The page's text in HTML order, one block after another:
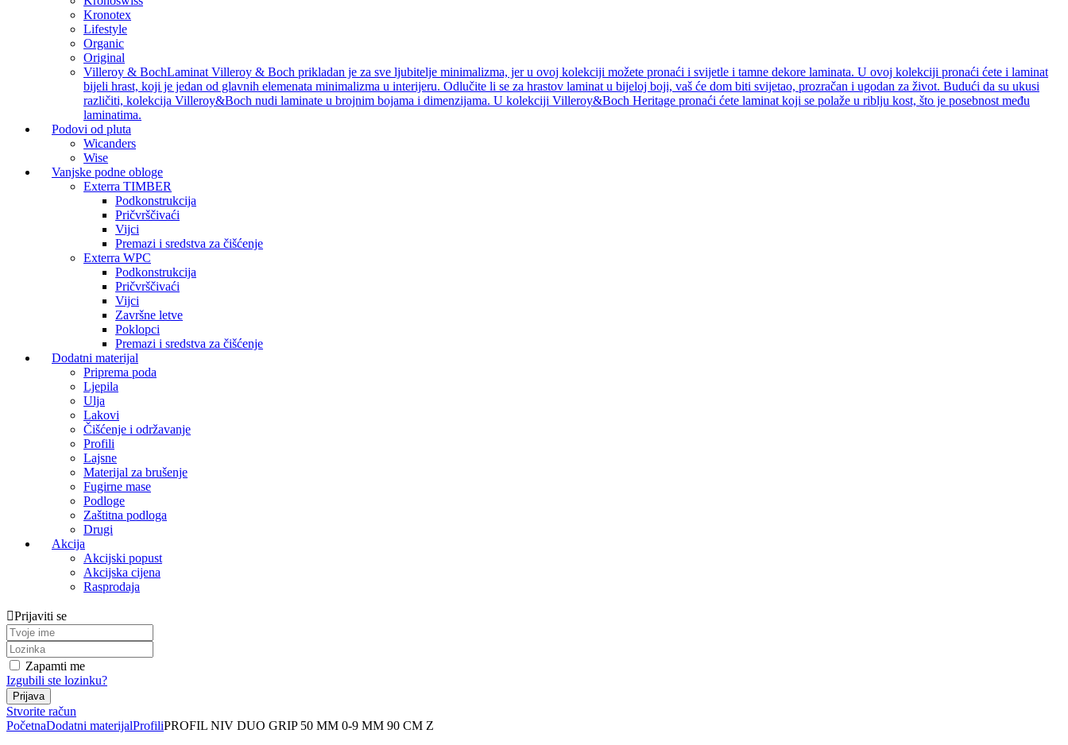
Kronotex
Lifestyle
Organic
Original
Villeroy & BochLaminat Villeroy & Boch prikladan je za sve ljubitelje minimalizma, jer u ovoj kolekciji možete pronaći i svijetle i tamne dekore laminata. U ovoj kolekciji pronaći ćete i laminat
bijeli hrast, koji je jedan od glavnih elemenata minimalizma u interijeru. Odlučite li se za hrastov laminat u bijeloj boji, vaš će dom biti svijetao, prozračan i ugodan za život. Budući da su ukusi
različiti, kolekcija Villeroy&Boch nudi laminate u brojnim bojama i dimenzijama. U kolekciji Villeroy&Boch Heritage pronaći ćete laminat koji se polaže u riblju kost, što je posebnost među
laminatima.
Podovi od pluta
Wicanders
Wise
Vanjske podne obloge
Exterra TIMBER
Podkonstrukcija
Pričvrščivaći
Vijci
Premazi i sredstva za čišćenje
Exterra WPC
Podkonstrukcija
Pričvrščivaći
Vijci
Završne letve
Poklopci
Premazi i sredstva za čišćenje
Dodatni materijal
Priprema poda
Ljepila
Ulja
Lakovi
Čišćenje i održavanje
Profili
Lajsne
Materijal za brušenje
Fugirne mase
Podloge
Zaštitna podloga
Drugi
Akcija
Akcijski popust
Akcijska cijena
Rasprodaja
Prijaviti se
Zapamti me
Izgubili ste lozinku?
Stvorite račun
PočetnaDodatni materijalProfiliPROFIL NIV DUO GRIP 50 MM 0-9 MM 90 CM Z